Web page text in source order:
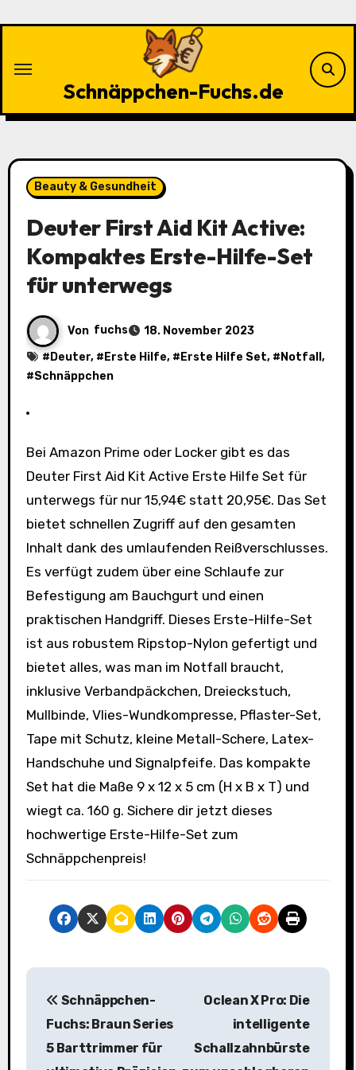
Schnäppchen-Fuchs.de
Beauty & Gesundheit
Deuter First Aid Kit Active:
Kompaktes Erste-Hilfe-Set
für unterwegs
Von fuchs
18. November 2023
# Deuter, # Erste Hilfe, # Erste Hilfe Set, # Notfall ,
#Schnäppchen
Bei Amazon Prime oder Locker gibt es das
Deuter First Aid Kit Active Erste Hilfe Set für
unterwegs für nur 15,94€ statt 20,95€. Das Set
bietet schnellen Zugriff auf den gesamten
Inhalt dank des umlaufenden Reißverschlusses.
Es verfügt zudem über eine Schlaufe zur
Befestigung am Bauchgurt und einen
praktischen Handgriff. Dieses Erste-Hilfe-Set
ist aus robustem Ripstop-Nylon gefertigt und
bietet alles, was man im Notfall braucht,
inklusive Verbandpäckchen, Dreieckstuch,
Mullbinde, Vlies-Wundkompresse, Pflaster-Set,
Tape mit Schutz, kleine Metall-Schere, Latex-
Handschuhe und Signalpfeife. Das kompakte
Set hat die Maße 9 x 12 x 5 cm (H x B x T) und
wiegt ca. 160 g. Sichere dir jetzt dieses
hochwertige Erste-Hilfe-Set zum
Schnäppchenpreis!
B
Schnäppchen-
Fuchs: Braun Series
5 Barttrimmer für
Oclean X Pro: Die
intelligente
Schallzahnbürste